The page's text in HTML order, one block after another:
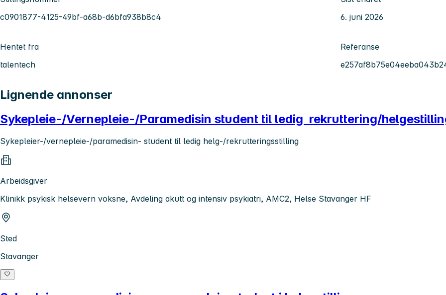
c0901877-4125-49bf-a68b-d6bfa938b8c4
6. juni 2026
Hentet fra
talentech
Referanse
Lignende annonser
Sykepleie-/Vernepleie-/Paramedisin student til ledig rekruttering/
Sykepleier-/vernepleie-/paramedisin- student til ledig helg-/rekrutteringsstilling
Arbeidsgiver
Klinikk psykisk helsevern voksne, Avdeling akutt og intensiv psykiatri, AMC2, Helse Stavanger HF
Sted
Stavanger